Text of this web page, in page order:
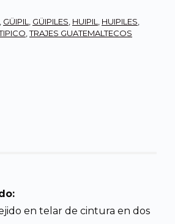
, GÜIPIL, GÜIPILES, HUIPIL, HUIPILES,
,TRAJES GUATEMALTECOS
en telar de cintura en dos